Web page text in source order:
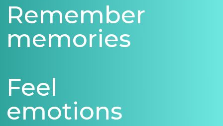
Remember
memories
Feel
emotions